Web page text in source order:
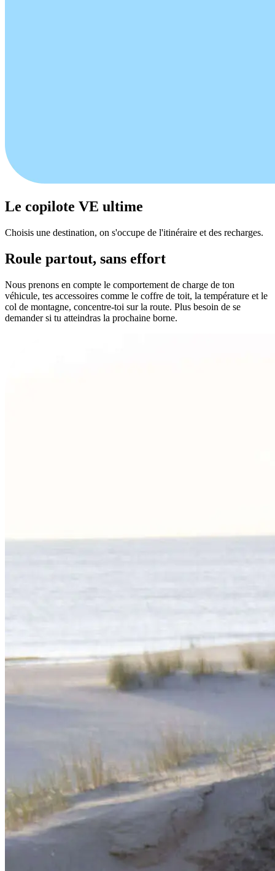
Le copilote VE ultime
Choisis une destination, on s'occupe de l'itinéraire et des recharges.
Roule partout, sans effort
Nous prenons en compte le comportement de charge de ton
véhicule, tes accessoires comme le coffre de toit, la température et le
col de montagne, concentre-toi sur la route. Plus besoin de se
demander si tu atteindras la prochaine borne.